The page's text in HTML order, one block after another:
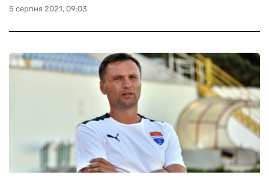
5 серпня 2021, 09:03